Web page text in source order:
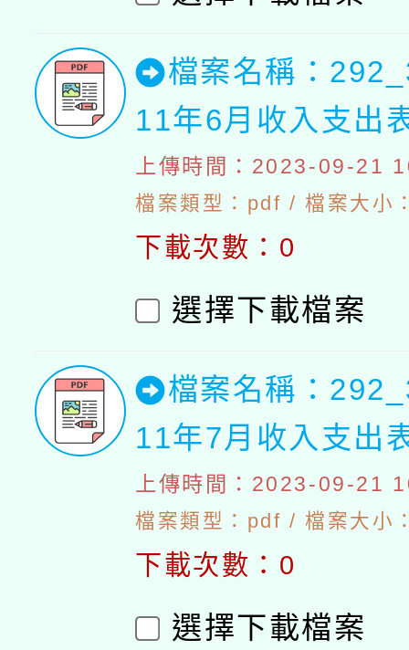
檔案名稱：
11年6月收入支出
上傳時間：2023-09-21
檔案類型：pdf / 檔案大小
下載次數：0
選擇下載檔案
檔案名稱：
11年7月收入支出
上傳時間：2023-09-21
檔案類型：pdf / 檔案大小
下載次數：0
選擇下載檔案